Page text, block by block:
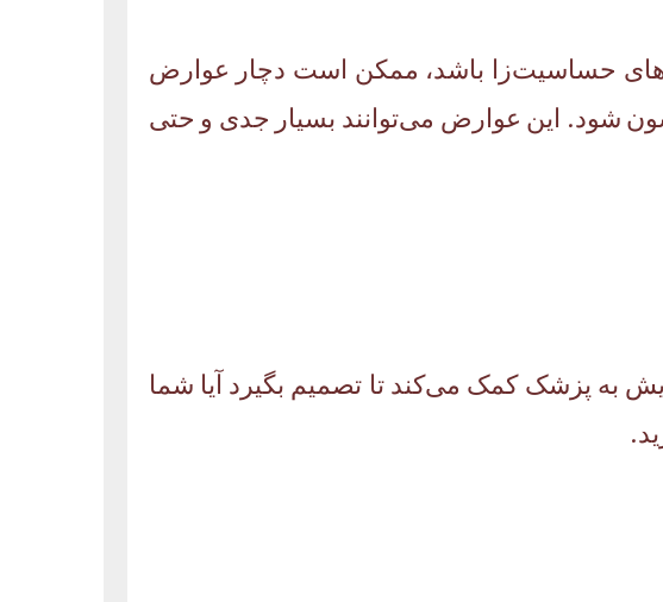
حساسیت‌زا باشد، ممکن است دچار عوارض
شود. این عوارض می‌توانند بسیار جدی و حتی
به پزشک کمک می‌کند تا تصمیم بگیرد آیا شما